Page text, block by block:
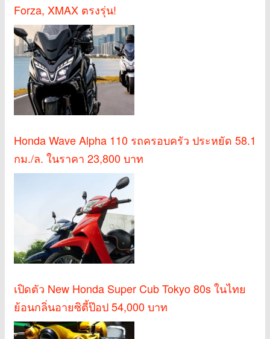
Forza, XMAX ตรงรุ่น!
Honda Wave Alpha 110 รถครอบครัว ประหยัด 58.1
กม./ล. ในราคา 23,800 บาท
เปิดตัว New Honda Super Cub Tokyo 80s ในไทย
ย้อนกลิ่นอายซิตี้ป๊อป 54,000 บาท